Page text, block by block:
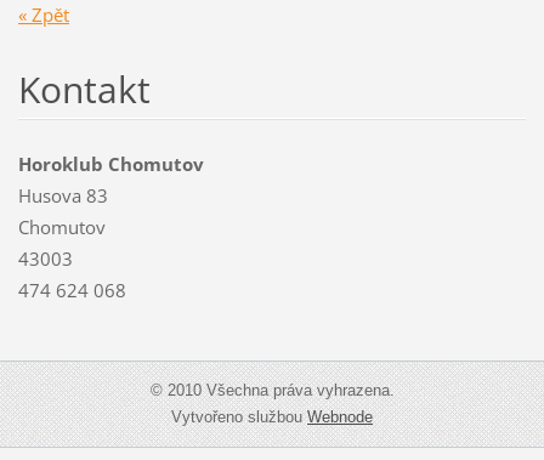
« Zpět
Kontakt
Horoklub Chomutov
Husova 83
Chomutov
43003
474 624 068
© 2010 Všechna práva vyhrazena.
Vytvořeno službouWebnode